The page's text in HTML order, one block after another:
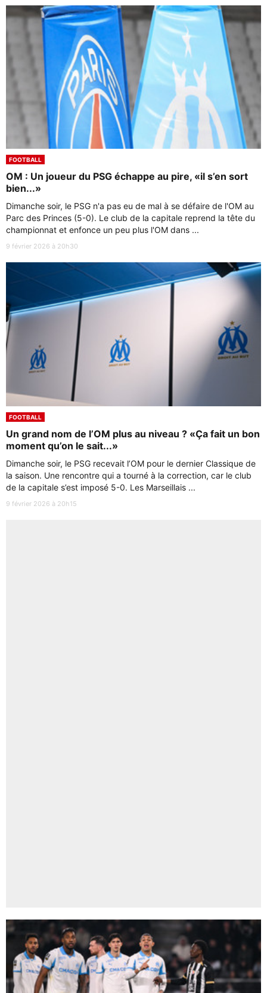
FOOTBALL
OM : Un joueur du PSG échappe au pire, «il s’en sort
bien...»
Dimanche soir, le PSG n'a pas eu de mal à se défaire de l'OM au
Parc des Princes (5-0). Le club de la capitale reprend la tête du
championnat et enfonce un peu plus l'OM dans ...
9 février 2026 à 20h30
FOOTBALL
Un grand nom de l’OM plus au niveau ? «Ça fait un bon
moment qu’on le sait...»
Dimanche soir, le PSG recevait l’OM pour le dernier Classique de
la saison. Une rencontre qui a tourné à la correction, car le club
de la capitale s’est imposé 5-0. Les Marseillais ...
9 février 2026 à 20h15